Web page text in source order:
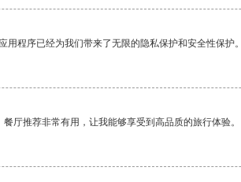
用程序已经为我们带来了无限的隐私保护和安全性保护
厅推荐非常有用，让我能够享受到高品质的旅行体验。